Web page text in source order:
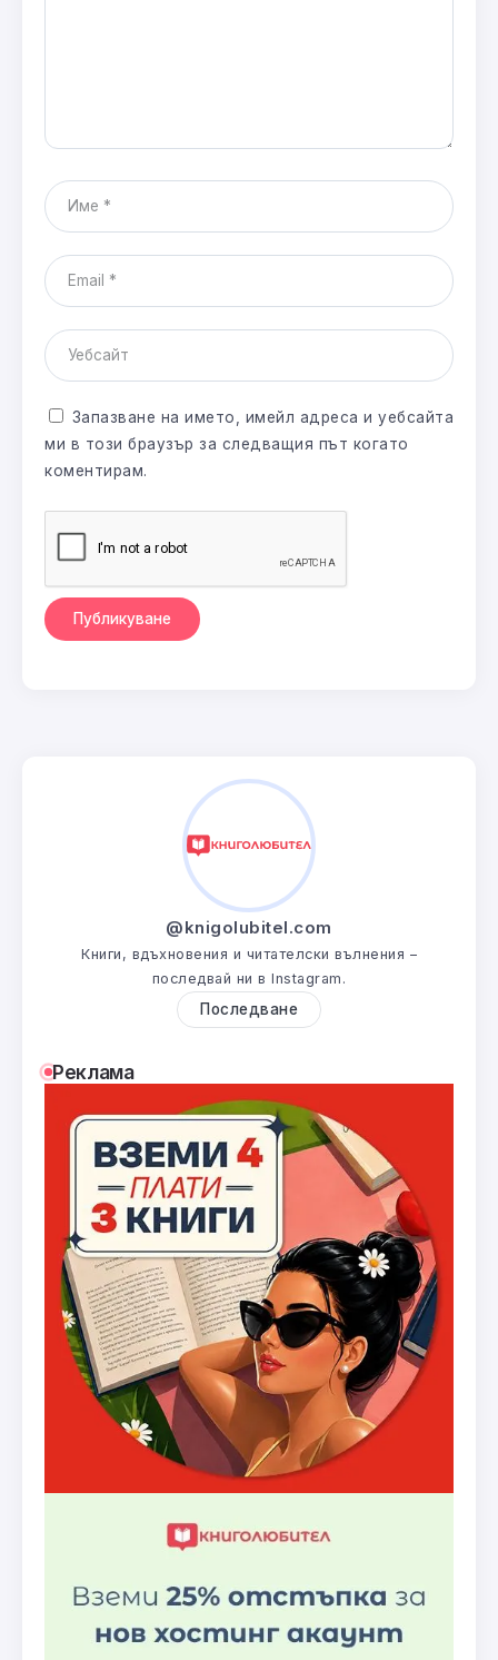
Запазване на името, имейл адреса и уебсайта
ми в този браузър за следващия път когато
коментирам.
@knigolubitel.com
Книги, вдъхновения и читателски вълнения –
последвай ни в Instagram.
Последване
Реклама